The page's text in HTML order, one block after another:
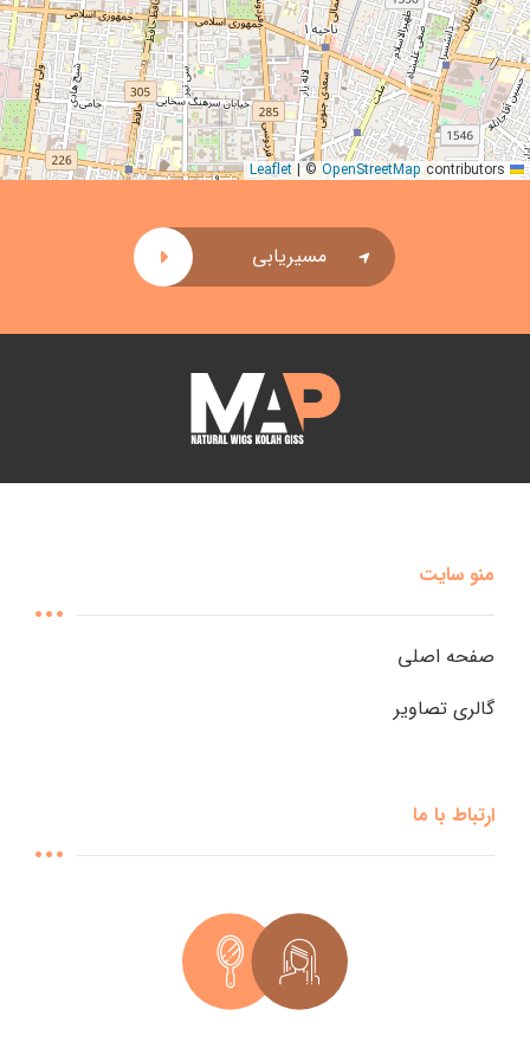
منو سایت
صفحه اصلی
گالری تصاویر
ارتباط با ما
|© OpenStreetMapcontributors
مسیریابی